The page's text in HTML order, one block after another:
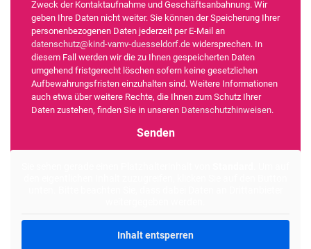
Zweck der Kontaktaufnahme und Geschäftsanbahnung. Wir
geben Ihre Daten nicht weiter. Sie können der Speicherung Ihrer
personenbezogenen Daten jederzeit per E-Mail an
datenschutz@kind-vamv-duesseldorf.de widersprechen. In
diesem Fall werden wir die zu Ihnen gespeicherten Daten
umgehend fristgerecht löschen sofern keine gesetzlichen
Aufbewahrungsfristen einzuhalten sind. Weitere Informationen
auch etwa über weitere Rechte, die Ihnen zum Schutz Ihrer
Daten zustehen, finden Sie in unseren Datenschutzhinweisen.
Inhalt entsperren